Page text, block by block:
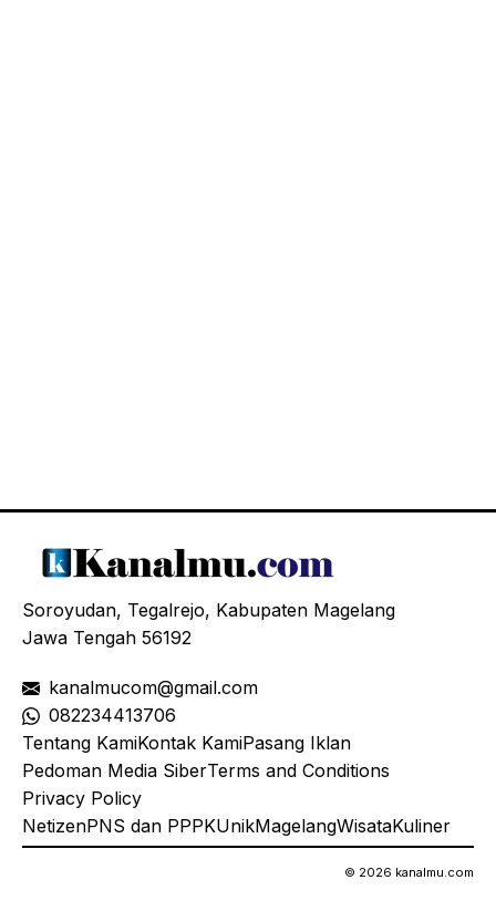
Soroyudan, Tegalrejo, Kabupaten Magelang
Jawa Tengah 56192
kanalmucom@gmail.com
082234413706
Tentang KamiKontak KamiPasang Iklan
Pedoman Media SiberTerms and Conditions
Privacy Policy
NetizenPNS dan PPPKUnikMagelangWisataKuliner
© 2026 kanalmu.com